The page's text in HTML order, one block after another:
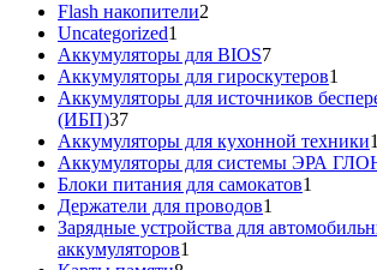
Flash накопители2
Uncategorized1
товар
Аккумуляторы для BIOS77
товаров
Аккумуляторы для гироскутеров1
Аккумуляторы для источников
(ИБП)3737
товаров
Аккумуляторы для кухонной техники1
Аккумуляторы для системы ЭРА
Блоки питания для самокатов1
Держатели для проводов1
товар
Зарядные устройства для
аккумуляторов1